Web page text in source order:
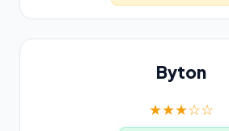
Byton
★★★☆☆